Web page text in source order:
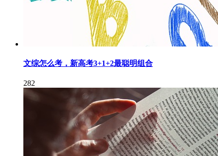
文综怎么考，新高考3+1+2最聪明组合
282